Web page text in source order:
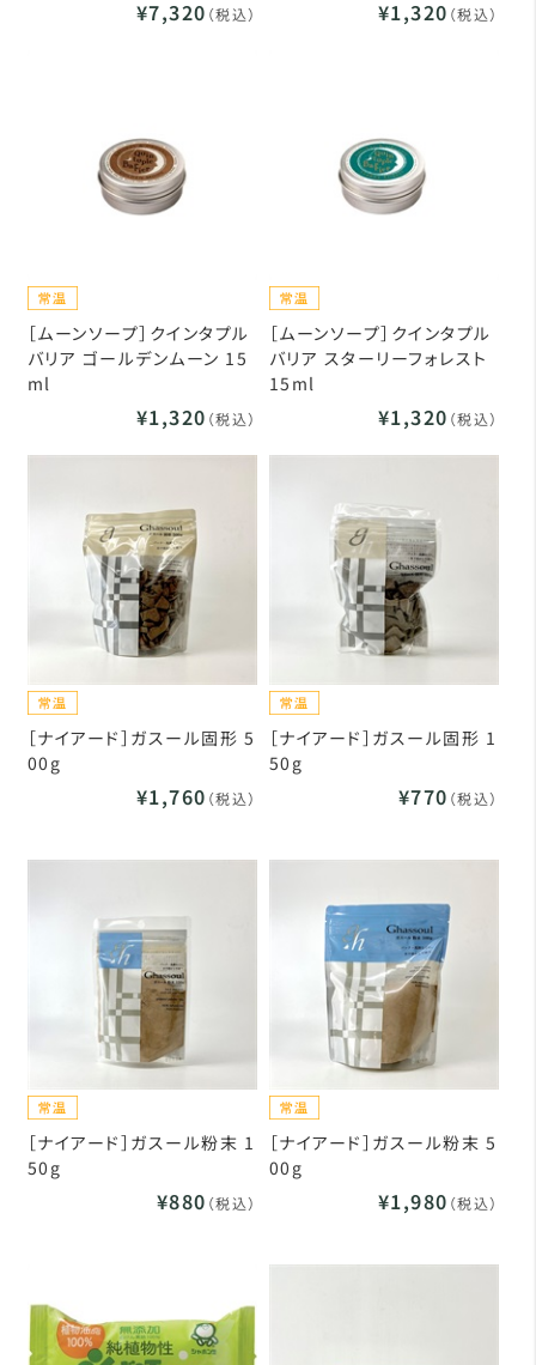
¥7,320 （税込） ¥1,320 （税込）
［ムーンソープ］クインタプル
バリア ゴールデンムーン 15
ml
¥1,320 （税込）
［ムーンソープ］クインタプル
バリア スターリーフォレスト
15ml
¥1,320 （税込）
［ナイアード］ガスール固形 5
00g
¥1,760 （税込）
［ナイアード］ガスール固形 1
50g
¥770 （税込）
［ナイアード］ガスール粉末 1
50g
¥880 （税込）
［ナイアード］ガスール粉末 5
00g
¥1,980 （税込）